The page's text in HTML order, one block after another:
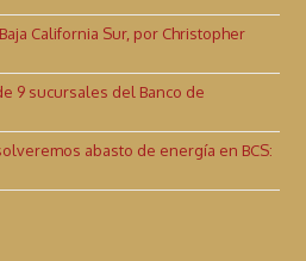
Baja California Sur, por Christopher
9 sucursales del Banco de
abasto de energía en BCS: